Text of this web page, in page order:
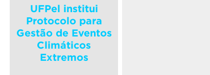
UFPel institui
Protocolo para
Gestão de Eventos
Climáticos
Extremos